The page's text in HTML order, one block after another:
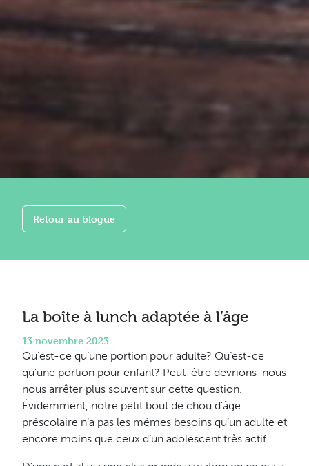
Retour au blogue
La boîte à lunch adaptée à l’âge
13 novembre 2023
Qu’est-ce qu’une portion pour adulte? Qu’est-ce
qu’une portion pour enfant? Peut-être devrions-nous
nous arrêter plus souvent sur cette question.
Évidemment, notre petit bout de chou d’âge
préscolaire n’a pas les mêmes besoins qu’un adulte et
encore moins que ceux d’un adolescent très actif.